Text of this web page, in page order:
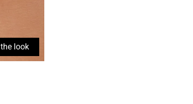
look